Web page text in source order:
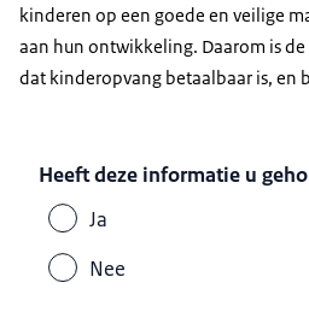
kinderen op een goede en veilige
aan hun ontwikkeling. Daarom is
dat kinderopvang betaalbaar is, en
Heeft deze informatie u
Ja
Nee